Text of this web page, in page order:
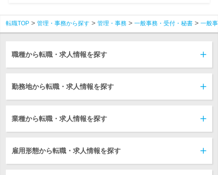
転職TOP 管理・事務から探す 管理・事務 一般事務・受付・秘書 一般
職種から転職・求人情報を探す
勤務地から転職・求人情報を探す
業種から転職・求人情報を探す
雇用形態から転職・求人情報を探す